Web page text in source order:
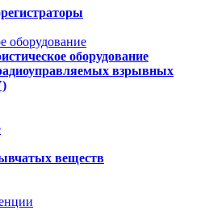
оборудование
оборудование
взрывных
веществ